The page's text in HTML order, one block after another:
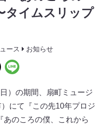
タイムスリップ
ース お知らせ
）の期間、扇町ミュージ
にて『この先10年プロジ
あのころの僕、これから